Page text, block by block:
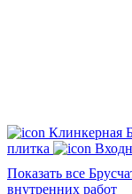
Клинкерная
плитка
Показать все
внутренних работ